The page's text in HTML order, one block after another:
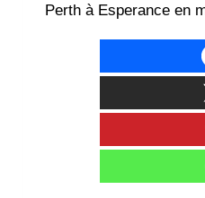
Perth à Esperance en